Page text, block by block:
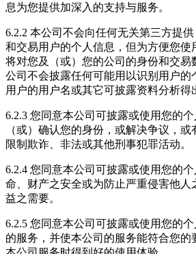
息为您提供加深入的支持与服务。
6.2.2 本公司不会向任何无关第三方提
和交易用户的个人信息，但为方便您使
将对您及（或）您的公司的身份和交易
公司不会披露任何可能用以识别用户的
用户的用户名或其它可披露资料分析得
6.2.3 您同意本公司可披露或使用您的
（或）确认您的身份，或解决争议，或
限制欺诈、非法或其他刑事犯罪活动。
6.2.4 您同意本公司可披露或使用您的
命、财产之安全或为防止严重侵害他人
益之需要。
6.2.5 您同意本公司可披露或使用您的
的服务，并使本公司的服务能符合您的